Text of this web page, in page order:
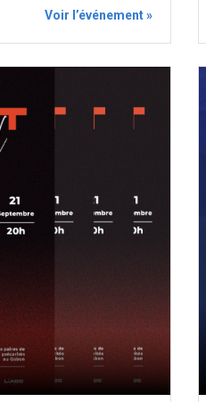
Voir l’événement »